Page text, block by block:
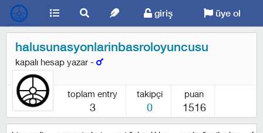
giriş üye ol
halusunasyonlarinbasroloyuncusu
kapalı hesap yazar -
toplam entry
3
takipçi
0
puan
1516